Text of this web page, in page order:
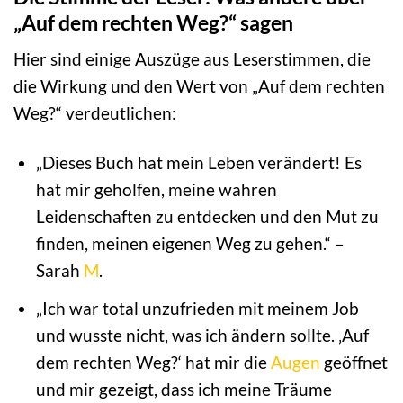
„Auf dem rechten Weg?“ sagen
Hier sind einige Auszüge aus Leserstimmen, die
die Wirkung und den Wert von „Auf dem rechten
Weg?“ verdeutlichen:
„Dieses Buch hat mein Leben verändert! Es
hat mir geholfen, meine wahren
Leidenschaften zu entdecken und den Mut zu
finden, meinen eigenen Weg zu gehen.“ –
Sarah M.
„Ich war total unzufrieden mit meinem Job
und wusste nicht, was ich ändern sollte. ‚Auf
dem rechten Weg?‘ hat mir die Augen geöffnet
und mir gezeigt, dass ich meine Träume